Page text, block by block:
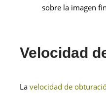
sobre la imagen
Velocidad
La velocidad de